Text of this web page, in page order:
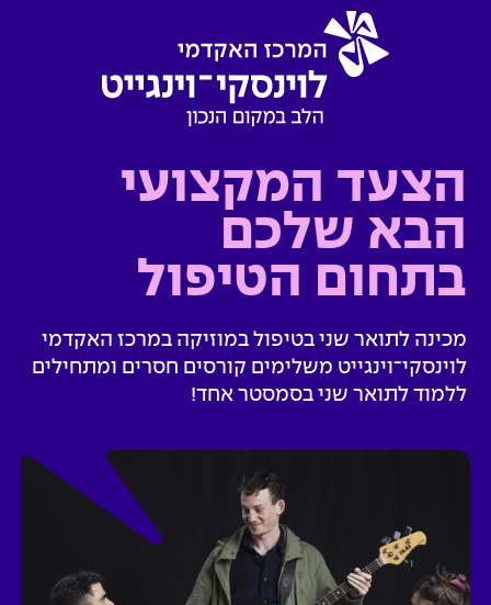
הצעד המקצועי
הבא שלכם
בתחום הטיפול
מכינה לתואר שני בטיפול במוזיקהבמרכז האקדמי
לוינסקי־וינגייט משלימים קורסים חסרים ומתחילים
ללמוד לתואר שני בסמסטר אחד!